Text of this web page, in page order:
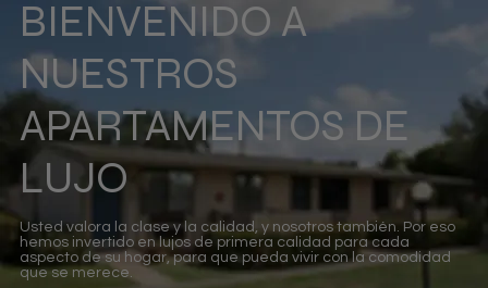
BIENVENIDO A
NUESTROS
APARTAMENTOS DE
LUJO
Usted valora la clase y la calidad, y nosotros también. Por eso
hemos invertido en lujos de primera calidad para cada
aspecto de su hogar, para que pueda vivir con la comodidad
que se merece.